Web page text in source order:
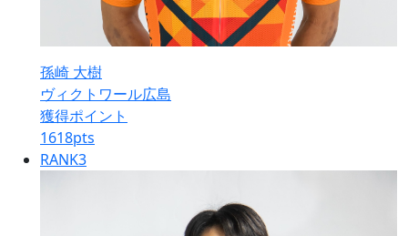
孫崎 大樹
ヴィクトワール広島
獲得ポイント
1618pts
RANK3